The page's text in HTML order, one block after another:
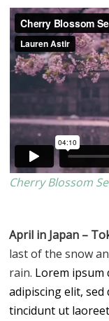
Cherry Blossom
April in Japan –
last of the snow
rain. Lorem ipsum
adipiscing elit,
tincidunt ut